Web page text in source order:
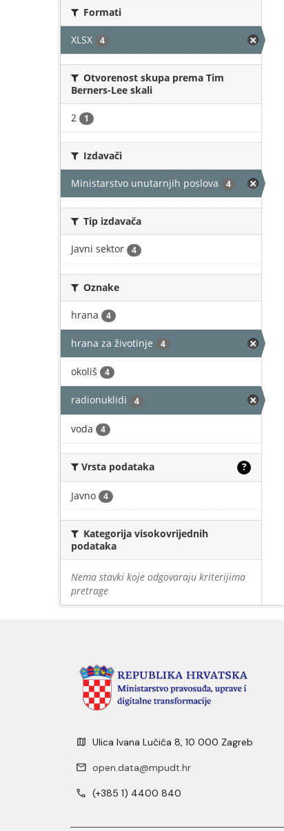
Formati
XLSX 4
Otvorenost skupa prema Tim
Berners-Lee skali
2 1
Izdavači
Ministarstvo unutarnjih poslova 4
Tip izdavača
Javni sektor 4
Oznake
hrana 4
hrana za životinje 4
okoliš 4
radionuklidi 4
voda 4
Vrsta podataka ?
Javno 4
Kategorija visokovrijednih
podataka
Nema stavki koje odgovaraju kriterijima
pretrage